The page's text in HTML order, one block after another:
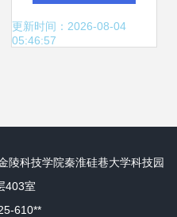
不宜轻易抄底高位
更新时间：2026-08-04
05:46:57
陵科技学院秦淮硅巷大学科技园
403室
610**